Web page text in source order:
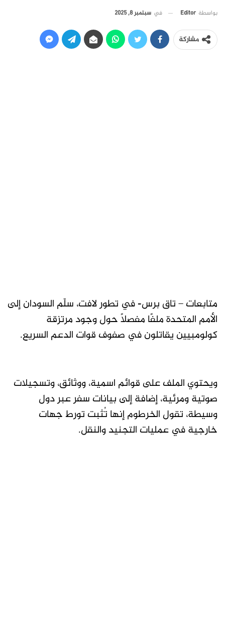
بواسطة Editor في سبتمبر 8, 2025
مشاركة
متابعات – تاق برس- في تطور لافت، سلّم السودان إلى
الأمم المتحدة ملفًا مفصلًا حول وجود مرتزقة
كولومبيين يقاتلون في صفوف قوات الدعم السريع.
ويحتوي الملف على قوائم اسمية، ووثائق، وتسجيلات
صوتية ومرئية، إضافة إلى بيانات سفر عبر دول
وسيطة، تقول الخرطوم إنها تُثبت تورط جهات
خارجية في عمليات التجنيد والنقل.